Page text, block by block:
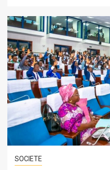
SOCIETE